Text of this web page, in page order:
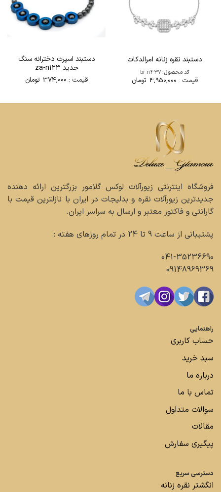
دستبند نقره زنانه امرالدکات
کد محصول:br-n437
قیمت : 4,950,000 تومان
دستبند اسپرت دخترانه سنگ
حدید za-n123
قیمت : 374,000 تومان
فروشگاه اینترنتی زیورآلات لوکس گلامور بزرگترین ارائه دهنده
جدیدترین زیورآلات نقره و بدلیجات در ایران با نازلترین قیمت با
گارانتی و فاکتور معتبر و ارسال به سراسر ایران.
پشتیبانی از ساعت 9 تا 24 در تمام روزهای هفته :
041-35236690
09148969369
راهنمایی
حساب کاربری
سبد خرید
درباره ما
تماس با ما
سوالات متداول
مقالات
پیگیری سفارش
دسترسی سریع
انگشتر نقره زنانه